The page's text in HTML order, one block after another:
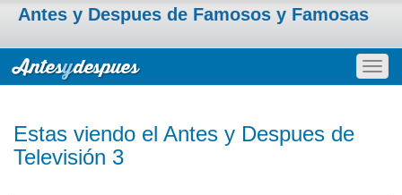
Antes y Despues de Famosos y Famosas
Estas viendo el Antes y Despues de
Televisión 3